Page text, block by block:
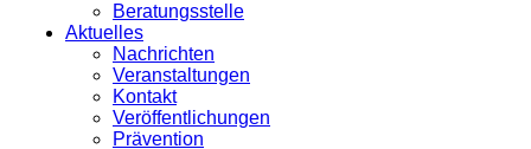
Beratungsstelle
Aktuelles
Nachrichten
Veranstaltungen
Kontakt
Veröffentlichungen
Prävention